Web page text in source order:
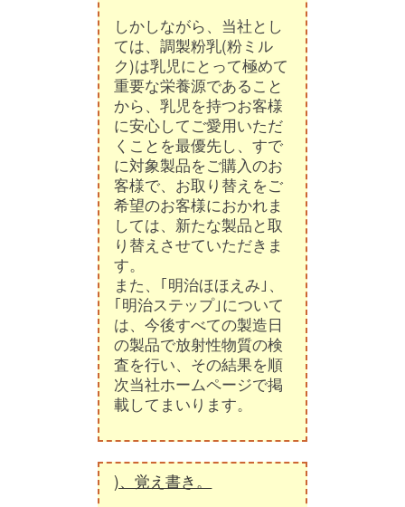
しかしながら、当社とし
ては、調製粉乳(粉ミル
ク)は乳児にとって極めて
重要な栄養源であること
から、乳児を持つお客様
に安心してご愛用いただ
くことを最優先し、すで
に対象製品をご購入のお
客様で、お取り替えをご
希望のお客様におかれま
しては、新たな製品と取
り替えさせていただきま
す。
また、｢明治ほほえみ｣、
｢明治ステップ｣について
は、今後すべての製造日
の製品で放射性物質の検
査を行い、その結果を順
次当社ホームページで掲
載してまいります。
)、覚え書き。